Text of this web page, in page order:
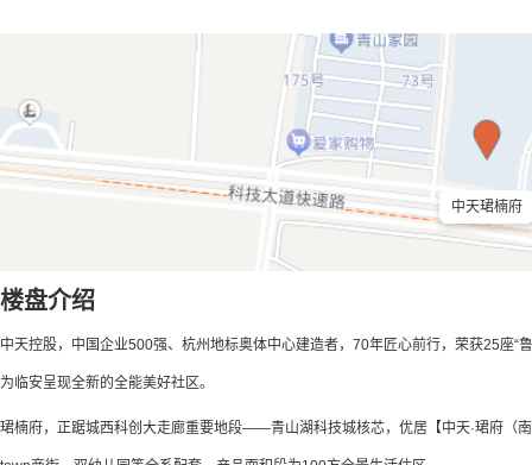
中天珺楠府
楼盘介绍
中天控股，中国企业500强、杭州地标奥体中心建造者，70年匠心前行，荣获25座
为临安呈现全新的全能美好社区。
珺楠府，正踞城西科创大走廊重要地段——青山湖科技城核芯，优居【中天·珺府（